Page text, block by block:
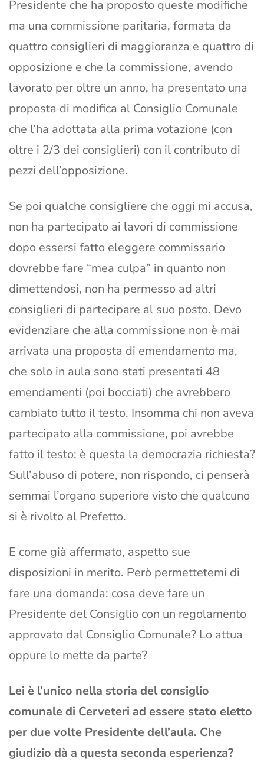
Presidente che ha proposto queste modifiche
ma una commissione paritaria, formata da
quattro consiglieri di maggioranza e quattro di
opposizione e che la commissione, avendo
lavorato per oltre un anno, ha presentato una
proposta di modifica al Consiglio Comunale
che l’ha adottata alla prima votazione (con
oltre i 2/3 dei consiglieri) con il contributo di
pezzi dell’opposizione.
Se poi qualche consigliere che oggi mi accusa,
non ha partecipato ai lavori di commissione
dopo essersi fatto eleggere commissario
dovrebbe fare “mea culpa” in quanto non
dimettendosi, non ha permesso ad altri
consiglieri di partecipare al suo posto. Devo
evidenziare che alla commissione non è mai
arrivata una proposta di emendamento ma,
che solo in aula sono stati presentati 48
emendamenti (poi bocciati) che avrebbero
cambiato tutto il testo. Insomma chi non aveva
partecipato alla commissione, poi avrebbe
fatto il testo; è questa la democrazia richiesta?
Sull’abuso di potere, non rispondo, ci penserà
semmai l’organo superiore visto che qualcuno
si è rivolto al Prefetto.
E come già affermato, aspetto sue
disposizioni in merito. Però permettetemi di
fare una domanda: cosa deve fare un
Presidente del Consiglio con un regolamento
approvato dal Consiglio Comunale? Lo attua
oppure lo mette da parte?
Lei è l’unico nella storia del consiglio
comunale di Cerveteri ad essere stato eletto
per due volte Presidente dell’aula. Che
giudizio dà a questa seconda esperienza?